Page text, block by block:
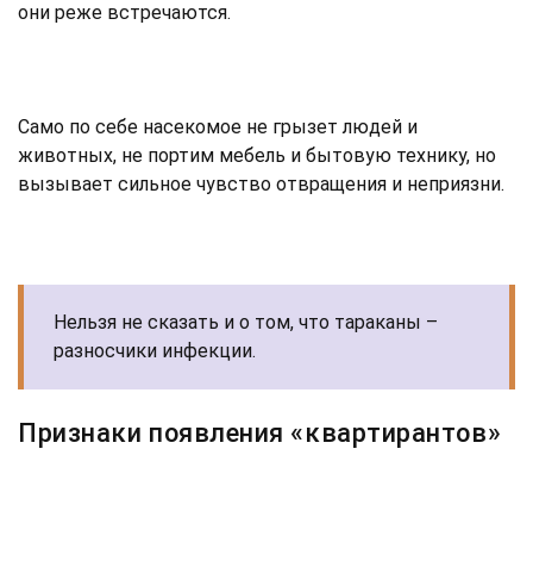
они реже встречаются.
Само по себе насекомое не грызет людей и
животных, не портим мебель и бытовую технику, но
вызывает сильное чувство отвращения и неприязни.
Нельзя не сказать и о том, что тараканы –
разносчики инфекции.
Признаки появления «квартирантов»